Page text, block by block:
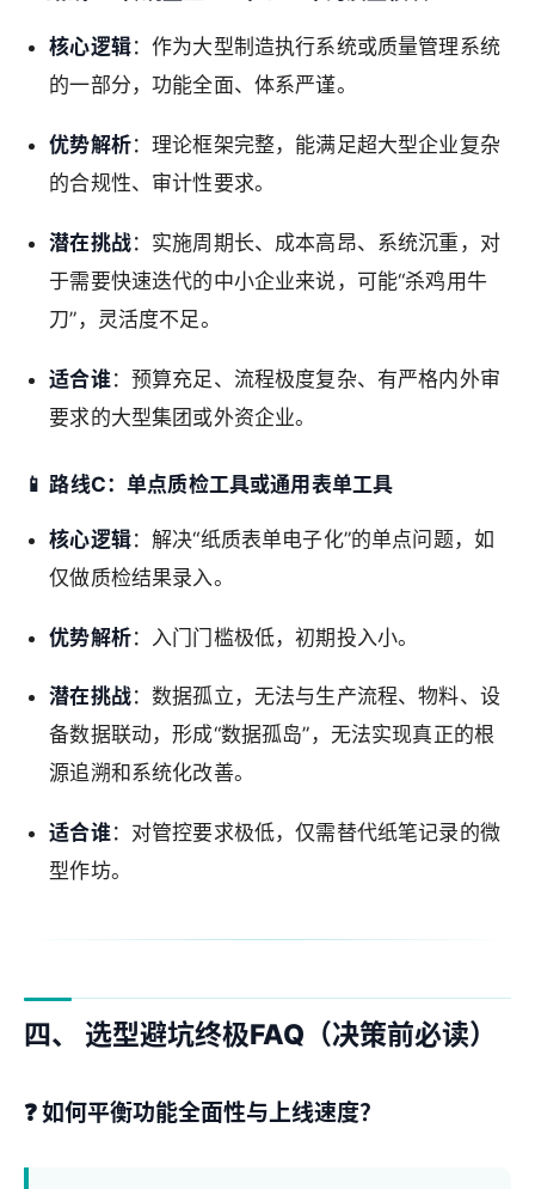
核心逻辑：作为大型制造执行系统或质量管理系统
的一部分，功能全面、体系严谨。
优势解析：理论框架完整，能满足超大型企业复杂
的合规性、审计性要求。
潜在挑战：实施周期长、成本高昂、系统沉重，对
于需要快速迭代的中小企业来说，可能“杀鸡用牛
刀”，灵活度不足。
适合谁 ：预算充足、流程极度复杂、有严格内外审
要求的大型集团或外资企业。
📱 路线C：单点质检工具或通用表单工具
核心逻辑：解决“纸质表单电子化”的单点问题，如
仅做质检结果录入。
优势解析：入门门槛极低，初期投入小。
潜在挑战：数据孤立，无法与生产流程、物料、设
备数据联动，形成“数据孤岛”，无法实现真正的根
源追溯和系统化改善。
适合谁：对管控要求极低，仅需替代纸笔记录的微
型作坊。
四、 选型避坑终极FAQ（决策前必读）
❓如何平衡功能全面性与上线速度？